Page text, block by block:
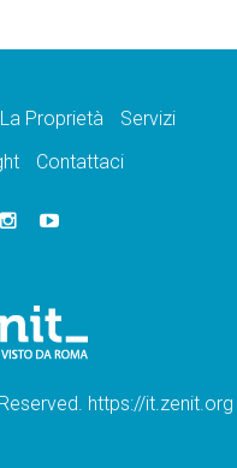
La Proprietà
Servizi
Contattaci
https://it.zenit.org